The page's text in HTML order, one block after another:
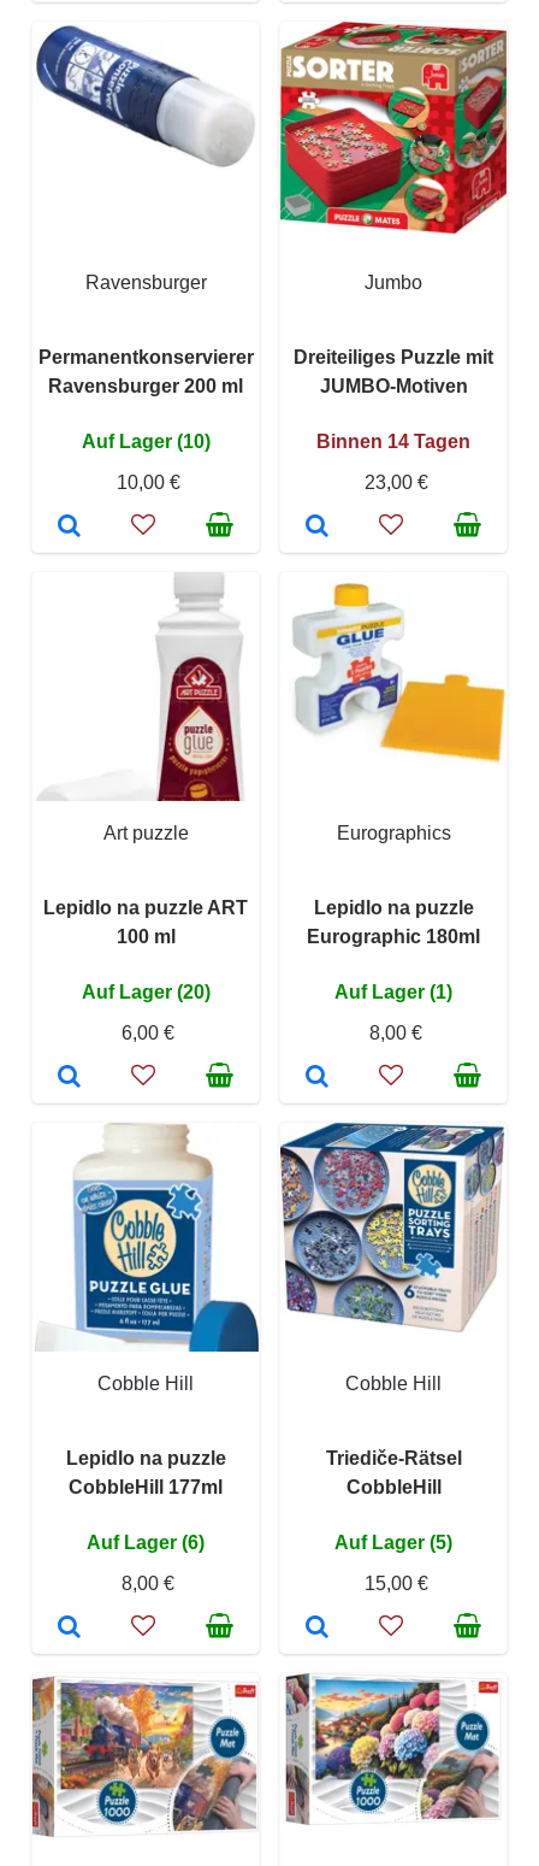
Ravensburger
Permanentkonservierer
Ravensburger 200 ml
Auf Lager (10)
10,00 €
Jumbo
Dreiteiliges Puzzle mit
JUMBO-Motiven
Binnen 14 Tagen
23,00 €
Art puzzle
Lepidlo na puzzle ART
100 ml
Auf Lager (20)
6,00 €
Eurographics
Lepidlo na puzzle
Eurographic 180ml
Auf Lager (1)
8,00 €
Cobble Hill
Lepidlo na puzzle
CobbleHill 177ml
Auf Lager (6)
8,00 €
Cobble Hill
Triediče-Rätsel
CobbleHill
Auf Lager (5)
15,00 €